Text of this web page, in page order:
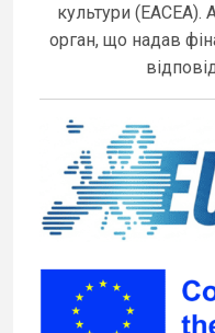
культури
орган, що надав